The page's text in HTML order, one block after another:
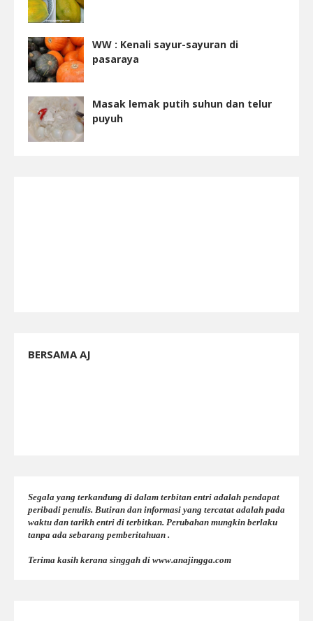
WW : Kenali sayur-sayuran di
pasaraya
Masak lemak putih suhun dan telur
puyuh
BERSAMA AJ
Segala yang terkandung di dalam terbitan entri adalah pendapat
peribadi penulis. Butiran dan informasi yang tercatat adalah pada
waktu dan tarikh entri di terbitkan. Perubahan mungkin berlaku
tanpa ada sebarang pemberitahuan .
Terima kasih kerana singgah di www.anajingga.com